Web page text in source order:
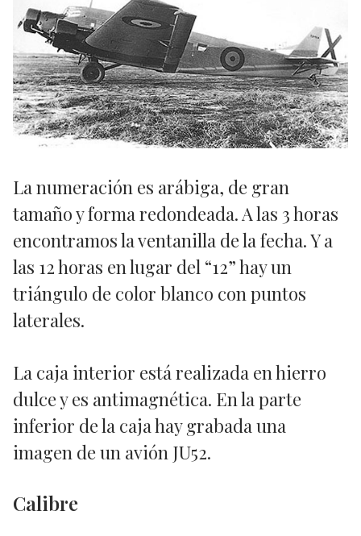
La numeración es arábiga, de gran
tamaño y forma redondeada. A las 3 horas
encontramos la ventanilla de la fecha. Y a
las 12 horas en lugar del “12” hay un
triángulo de color blanco con puntos
laterales.
La caja interior está realizada en hierro
dulce y es antimagnética. En la parte
inferior de la caja hay grabada una
imagen de un avión JU52.
Calibre